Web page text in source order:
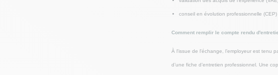
conseil en évolution professionnelle (CEP)
Comment remplir le compte rendu
À l'issue de l'échange, l’employeur est tenu
d’une fiche d’entretien professionnel. Une